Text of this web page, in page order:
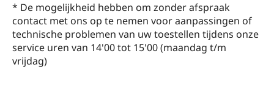
* De mogelijkheid hebben om zonder afspraak
contact met ons op te nemen voor aanpassingen of
technische problemen van uw toestellen tijdens onze
service uren van 14'00 tot 15'00 (maandag t/m
vrijdag)